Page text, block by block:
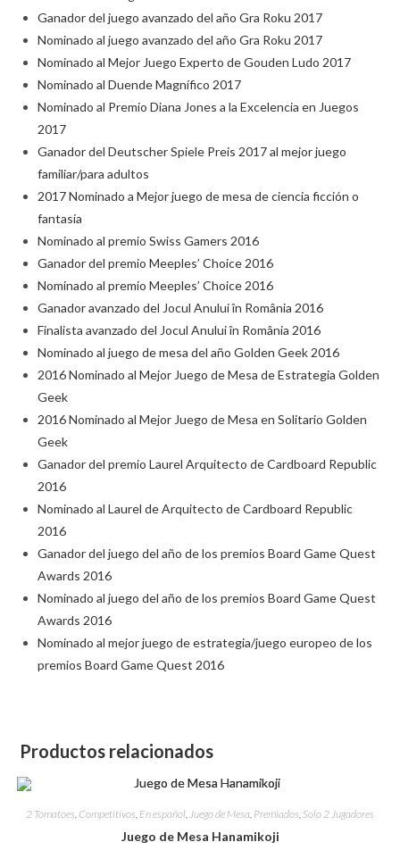
Ganador del juego avanzado del año Gra Roku 2017
Nominado al juego avanzado del año Gra Roku 2017
Nominado al Mejor Juego Experto de Gouden Ludo 2017
Nominado al Duende Magnífico 2017
Nominado al Premio Diana Jones a la Excelencia en Juegos
2017
Ganador del Deutscher Spiele Preis 2017 al mejor juego
familiar/para adultos
2017 Nominado a Mejor juego de mesa de ciencia ficción o
fantasía
Nominado al premio Swiss Gamers 2016
Ganador del premio Meeples’ Choice 2016
Nominado al premio Meeples’ Choice 2016
Ganador avanzado del Jocul Anului în România 2016
Finalista avanzado del Jocul Anului în România 2016
Nominado al juego de mesa del año Golden Geek 2016
2016 Nominado al Mejor Juego de Mesa de Estrategia Golden
Geek
2016 Nominado al Mejor Juego de Mesa en Solitario Golden
Geek
Ganador del premio Laurel Arquitecto de Cardboard Republic
2016
Nominado al Laurel de Arquitecto de Cardboard Republic
2016
Ganador del juego del año de los premios Board Game Quest
Awards 2016
Nominado al juego del año de los premios Board Game Quest
Awards 2016
Nominado al mejor juego de estrategia/juego europeo de los
premios Board Game Quest 2016
Productos relacionados
2 Tomatoes, Competitivos, En español,Juego de Mesa, Premiados, Solo 2 Jugadores
Juego de Mesa Hanamikoji